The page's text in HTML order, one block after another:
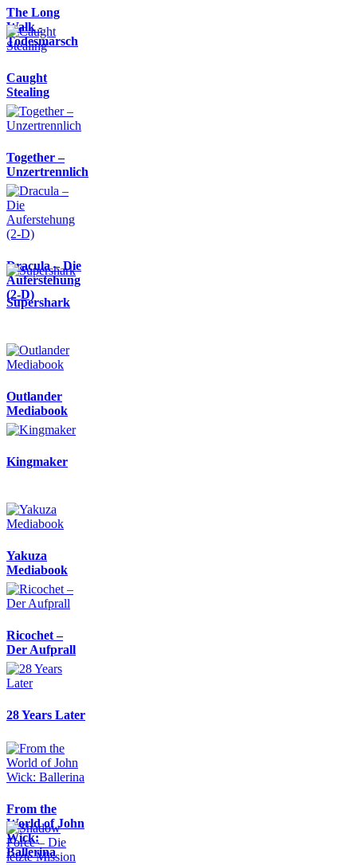
The Long
Walk -
Todesmarsch
Caught
Stealing
Together –
Unzertrennlich
Dracula – Die
Auferstehung
(2-D)
Supershark
Outlander
Mediabook
Kingmaker
Yakuza
Mediabook
Ricochet –
Der Aufprall
28 Years Later
From the
World of John
Wick:
Ballerina